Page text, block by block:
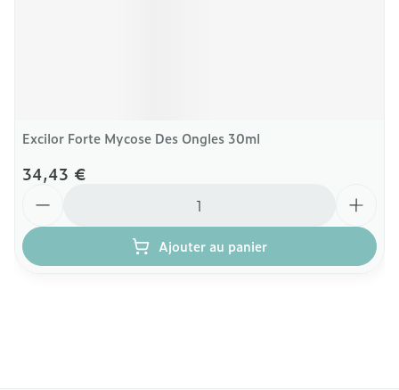
Excilor Forte Mycose Des Ongles 30ml
34,43 €
Ajouter au panier